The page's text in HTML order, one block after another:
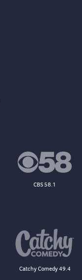
CBS 58.1
Catchy Comedy 49.4